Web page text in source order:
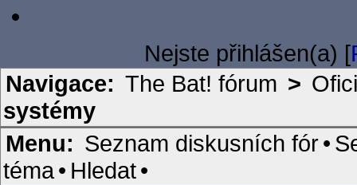
Nejste přihlášen(a) [
Navigace: The Bat! fórum >
systémy
Menu: Seznam diskusních fór•
téma• Hledat•